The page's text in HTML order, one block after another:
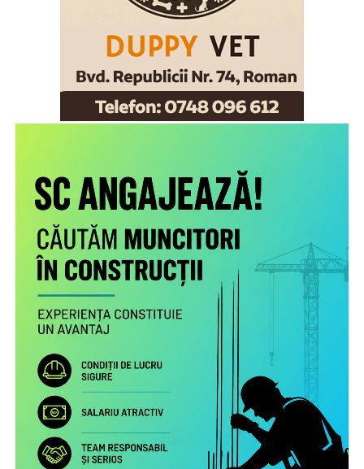
Scopul proiectului este creşterea gradului de
conştientizare a părinţilor români care muncesc în alte
state cu privire la nevoile copiilor rămaşi acasă,
necesitatea menţinerii comunicării cu aceştia şi cu
persoanele în grija cărora au rămas şi a legăturii cu
comunitatea de proveniență.
Proiectul include următoarele activități:
Studiu la nivel european privind patternurile de relaționare,
practicile de exercitare a rolului parental la distanță și